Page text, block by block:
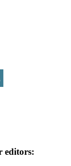
editors: